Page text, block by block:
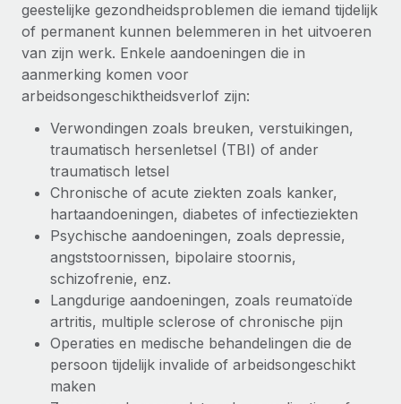
geestelijke gezondheidsproblemen die iemand tijdelijk
of permanent kunnen belemmeren in het uitvoeren
van zijn werk. Enkele aandoeningen die in
aanmerking komen voor
arbeidsongeschiktheidsverlof zijn:
Verwondingen zoals breuken, verstuikingen,
traumatisch hersenletsel (TBI) of ander
traumatisch letsel
Chronische of acute ziekten zoals kanker,
hartaandoeningen, diabetes of infectieziekten
Psychische aandoeningen, zoals depressie,
angststoornissen, bipolaire stoornis,
schizofrenie, enz.
Langdurige aandoeningen, zoals reumatoïde
artritis, multiple sclerose of chronische pijn
Operaties en medische behandelingen die de
persoon tijdelijk invalide of arbeidsongeschikt
maken